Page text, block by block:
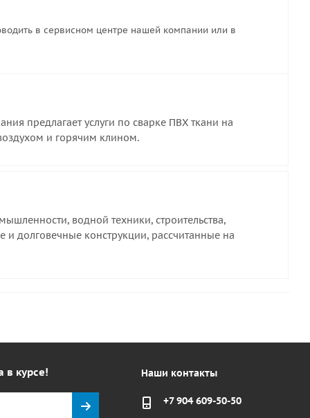
в сервисном центре нашей компании или в
предлагает услуги по сварке ПВХ ткани на
и горячим клином.
водной техники, строительства,
и долговечные конструкции, рассчитанные на
в курсе! Наши контакты
+7 904 609-50-50